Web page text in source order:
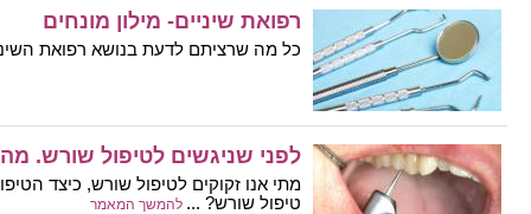
רפואת שיניים- מילון מונחים
כל מה שרציתם לדעת בנושא רפואת
לפני שניגשים לטיפול שורש.
מתי אנו זקוקים לטיפול שורש, כיצד
טיפול שורש? ... להמשך המאמר